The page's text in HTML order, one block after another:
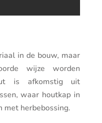
in de bouw, maar
wijze worden
is afkomstig uit
waar houtkap in
met herbebossing.